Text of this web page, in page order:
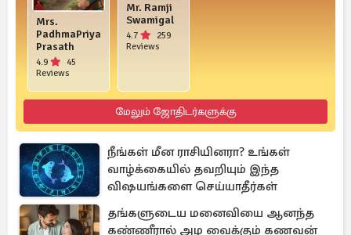
Mrs.
PadhmaPriya
Prasath
4.9
45
Reviews
Mr. Ramji
Swamigal
4.7
259
Reviews
மேலும் ஜோதிடர்களுக்கு
நீங்கள் மீன ராசியினரா? உங்கள்
வாழ்க்கையில் தவறியும் இந்த
விஷயங்களை செய்யாதீர்கள்
தங்களுடைய மனைவியை ஆனந்த
கண்ணீரால் அழ வைக்கும் கணவன்